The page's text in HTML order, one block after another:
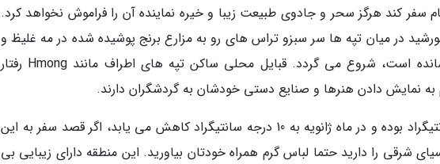
سفر کند هرگز سحر و جادوی طبیعت زیبا و خیره نماینده آن را فراموش نخواهد کرد.
در میان تپه ها سر سبزو تراس های رو به مزارع برنج پوشیده شده در مه غلیظ و
هوای سردی که سراسر دره ها را پوشانده است، شروع می گردد. قبایل محلی ساکن تپه های اطراف مانند Hmong رفتار
به نمایش دادن هنرها و صنایع دستی خودشان به گردشگران دارند.
میانگین سالانه دمای هوا 16 درجه سانتیگراد بوده و در ماه ژانویه به 10 درجه سانتیگراد کاهش می یابد، اگر قصد سفر به این
شرقی را دارید حتما لباس گرم همراه خودتان بیاورید. این منطقه دارای زیبایی بی